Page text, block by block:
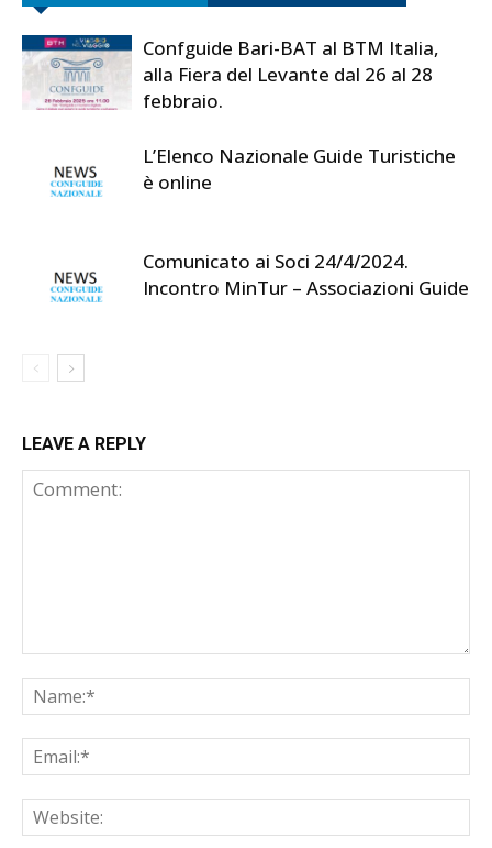
Confguide Bari-BAT al BTM Italia,
alla Fiera del Levante dal 26 al 28
febbraio.
L’Elenco Nazionale Guide Turistiche
è online
Comunicato ai Soci 24/4/2024.
Incontro MinTur – Associazioni Guide
LEAVE A REPLY